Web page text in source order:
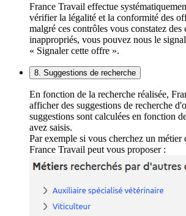
France Travail effectue
vérifier la légalité et la conformité des
malgré ces contrôles vous constatez des
inappropriés, vous pouvez nous le
« Signaler cette offre ».
8. Suggestions de recherche
En fonction de la recherche réalisée,
afficher des suggestions de recherche
suggestions sont calculées en fonction
avez saisis.
Par exemple si vous cherchez un
France Travail peut vous proposer :